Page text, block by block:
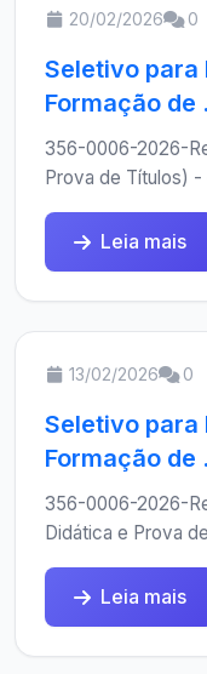
20/02/2026 0
Seletivo para
Formação de
356-0006-2026-
Prova de Títulos) -
Leia mais
13/02/2026 0
Seletivo para
Formação de
356-0006-2026-
Didática e Prova
Leia mais